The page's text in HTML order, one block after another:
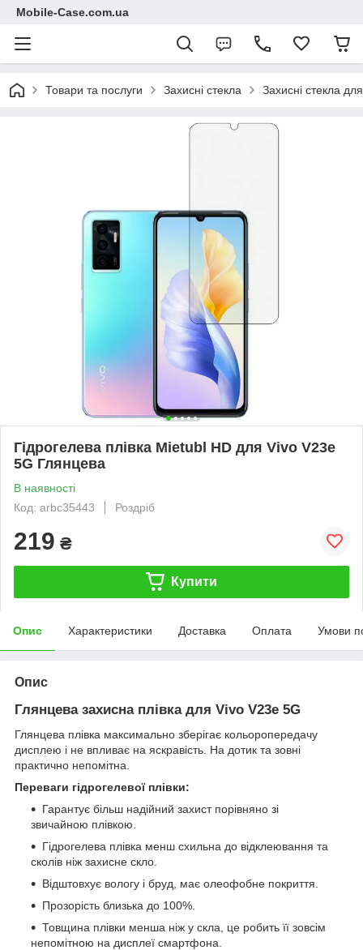
Mobile-Case.com.ua
Товари та послуги Захисні стекла Захисні стекла
Гідрогелева плівка Mietubl HD для Vivo V23e
5G Глянцева
В наявності
Код: arbc35443
Роздріб
219 ₴
Купити
Опис Характеристики Доставка Оплата Умови
Опис
Глянцева захисна плівка для Vivo V23e 5G
Глянцева плівка максимально зберігає кольоропередачу
дисплею і не впливає на яскравість. На дотик та зовні
практично непомітна.
Переваги гідрогелевої плівки:
Гарантує більш надійний захист порівняно зі
звичайною плівкою.
Гідрогелева плівка менш схильна до відклеювання та
сколів ніж захисне скло.
Відштовхує вологу і бруд, має олеофобне покриття.
Прозорість близька до 100%.
Товщина плівки менша ніж у скла, це робить її зовсім
непомітною на дисплеї смартфона.